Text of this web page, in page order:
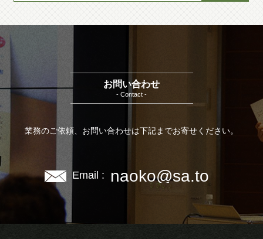
お問い合わせ
- Contact -
業務のご依頼、お問い合わせは下記までお寄せください。
Email : naoko@sa.to